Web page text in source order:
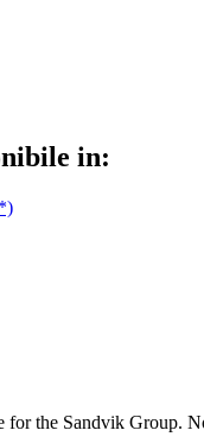
in:
the Sandvik Group.